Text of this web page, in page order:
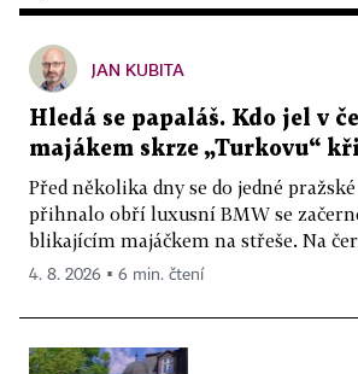
JAN KUBITA
Hledá se papaláš. Kdo jel v
majákem skrze „Turkovu“
Před několika dny se do jedné
přihnalo obří luxusní BMW se
blikajícím majáčkem na střeše. Na
4. 8. 2026 ▪ 6 min. čtení